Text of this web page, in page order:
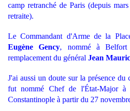
camp retranché de Paris (depuis
retraite).
Le Commandant d'Arme de la
Eugène Gency, nommé à Belfort
remplacement du général Jean
J'ai aussi un doute sur la présence
fut nommé Chef de l'État-Major
Constantinople à partir du 27